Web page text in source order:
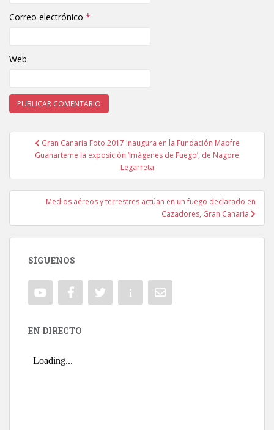
Correo electrónico *
Web
Navegación de entradas
Gran Canaria Foto 2017 inaugura en la Fundación Mapfre
Guanarteme la exposición ‘Imágenes de Fuego’, de Nagore
Legarreta
Medios aéreos y terrestres actúan en un fuego declarado en
Cazadores, Gran Canaria
SÍGUENOS
EN DIRECTO